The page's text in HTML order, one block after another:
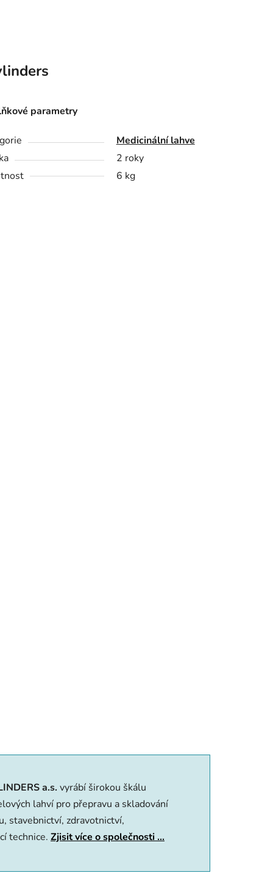
parametry
Medicinální lahve
2 roky
6 kg
a.s. vyrábí širokou škálu
lahví pro přepravu a skladování
stavebnictví, zdravotnictví,
technice. Zjisit více o společnosti ...